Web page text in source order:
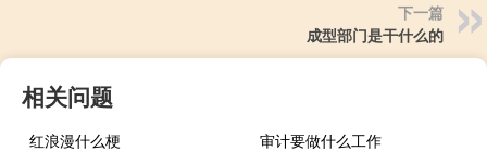
下一篇
成型部门是干什么的
相关问题
红浪漫什么梗
审计要做什么工作